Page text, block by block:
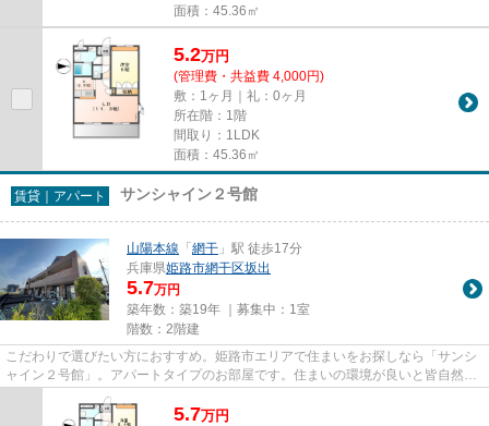
面積：45.36㎡
5.2万円
(管理費・共益費 4,000円)
敷：1ヶ月｜礼：0ヶ月
所在階：1階
間取り：1LDK
面積：45.36㎡
賃貸｜アパート サンシャイン２号館
山陽本線 「網干 」駅 徒歩17分
兵庫県姫路市網干区坂出
5.7万円
築年数：築19年 ｜募集中： 1室
階数：2階建
こだわりで選びたい方におすすめ。姫路市エリアで住まいをお探しなら「サンシ
ャイン２号館」。アパートタイプのお部屋です。住まいの環境が良いと皆自然と
笑顔になれます。そんな素敵...
5.7万円